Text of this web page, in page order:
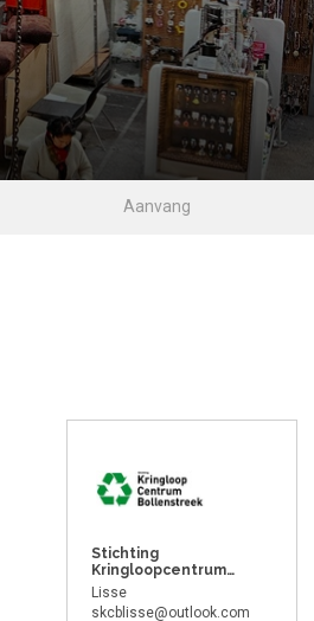
Stichting
Kringloopcentrum
Bollenstreek
Lisse
skcblisse@outlook.com